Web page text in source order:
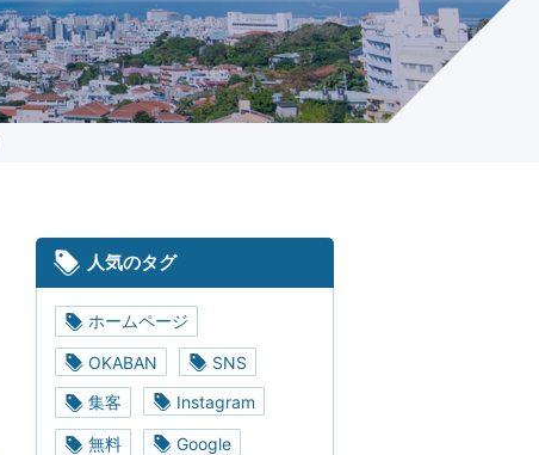
人気のタグ
ホームページ
OKABAN
SNS
集客
Instagram
無料 Google